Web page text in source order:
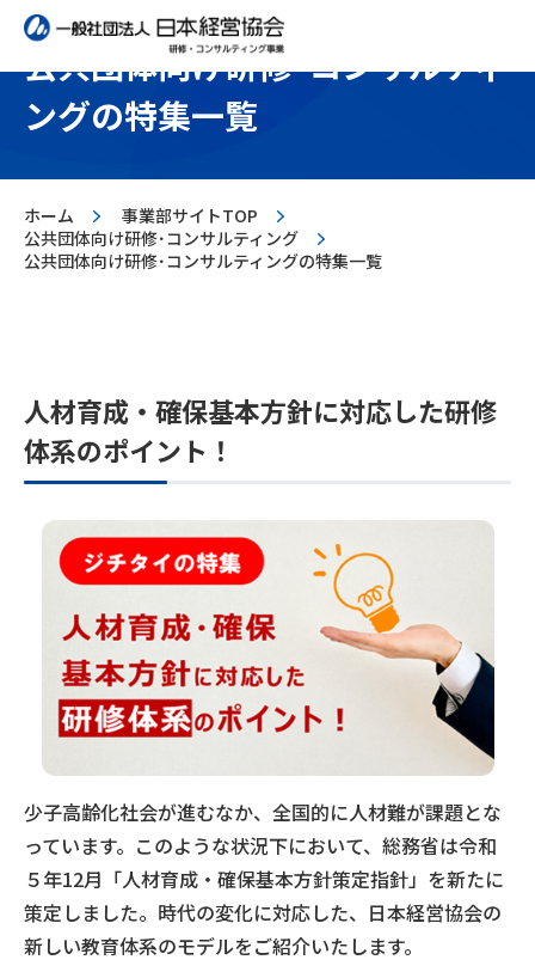
公共団体向け研修･コンサルティ
ングの特集一覧
ホーム >
事業部サイトTOP
公共団体向け研修･コンサルティング
公共団体向け研修･コンサルティングの特集一覧
人材育成・確保基本方針に対応した研修
体系のポイント！
少子高齢化社会が進むなか、全国的に人材難が課題とな
っています。このような状況下において、総務省は令和
５年12月「人材育成・確保基本方針策定指針」を新たに
策定しました。時代の変化に対応した、日本経営協会の
新しい教育体系のモデルをご紹介いたします。